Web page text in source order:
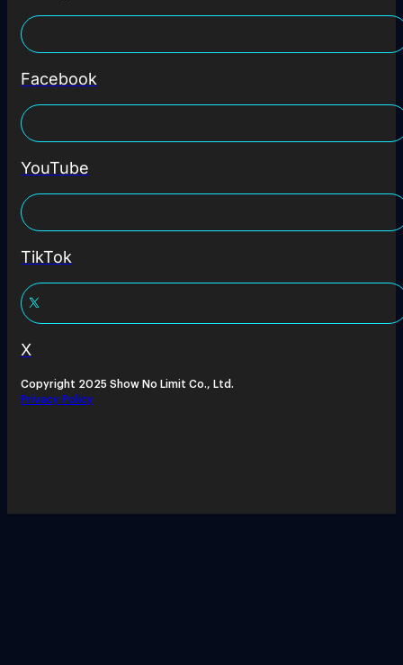
Facebook
YouTube
TikTok
X
Copyright 2025 Show No Limit Co., Ltd.
Privacy Policy